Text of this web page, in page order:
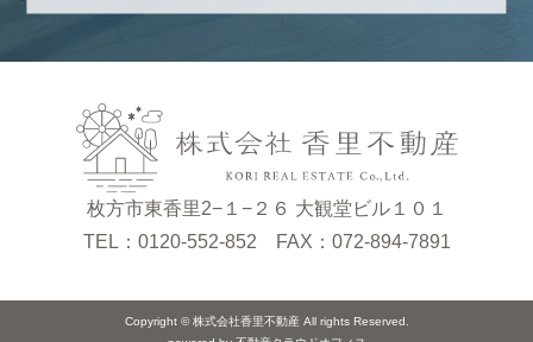
枚方市東香里2−１−２６ 大観堂ビル１０１
TEL：0120-552-852 FAX：072-894-7891
Copyright © 株式会社香里不動産 All rights Reserved.